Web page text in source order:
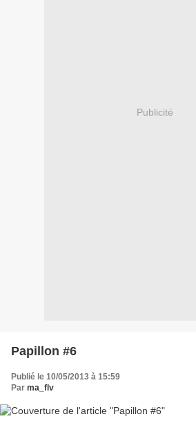
Publicité
Papillon #6
Publié le 10/05/2013 à 15:59
Par ma_flv